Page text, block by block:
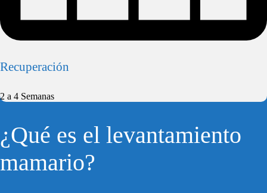
Recuperación
2 a 4 Semanas
¿Qué es el levantamiento
mamario?